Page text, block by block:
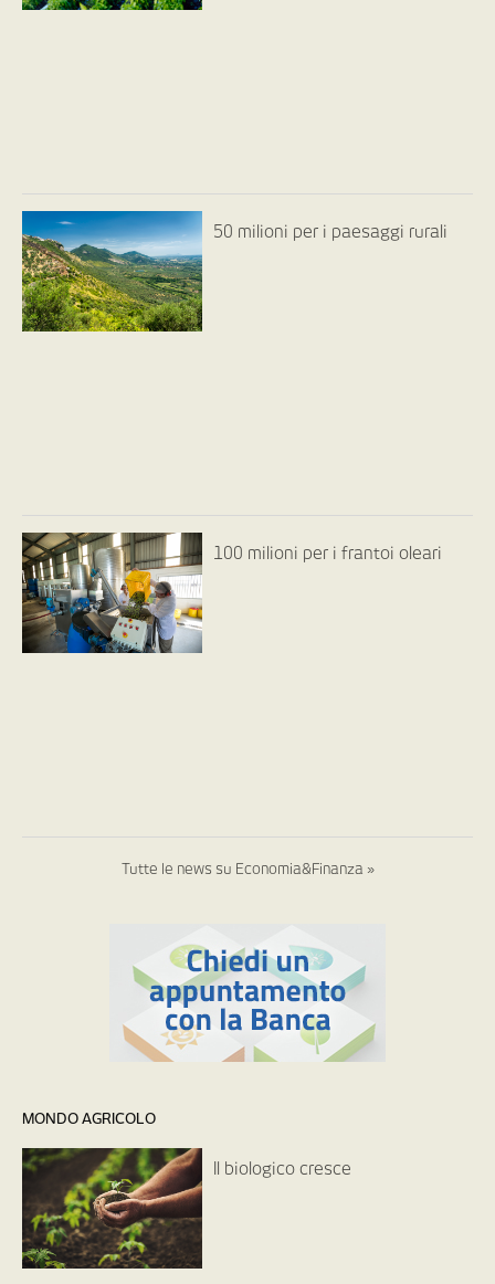
50 milioni per i paesaggi rurali
100 milioni per i frantoi oleari
Tutte le news su Economia&Finanza »
MONDO AGRICOLO
Il biologico cresce